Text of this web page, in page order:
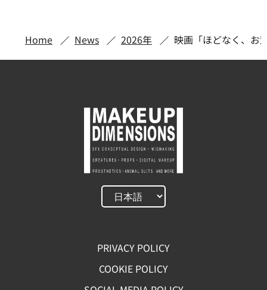
Home News 2026年 映画「ほどなく、お
PRIVACY POLICY
COOKIE POLICY